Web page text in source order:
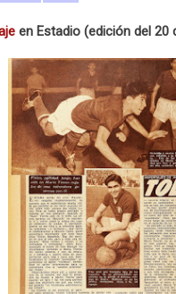
en Estadio (edición del 20